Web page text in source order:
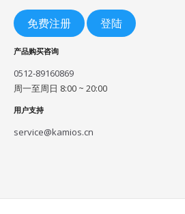
免费注册 登陆
产品购买咨询
0512-89160869
周一至周日 8:00 ~ 20:00
用户支持
service@kamios.cn